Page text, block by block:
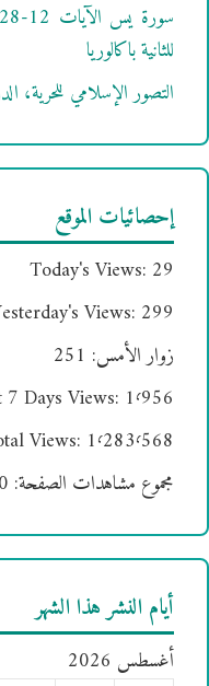
للثانية باكالوريا
التصور الإسلامي للحرية،
إحصائيات الموقع
Today's Views: 29
Views: 299
زوار الأمس: 251
7 Days Views: 1٬956
Views: 1٬283٬568
مجموع مشاهدات الصفحة:
أيام النشر هذا الشهر
أغسطس 2026